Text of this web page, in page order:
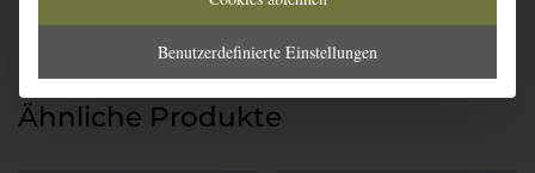
Ähnliche Produkte
Benutzerdefinierte Einstellungen